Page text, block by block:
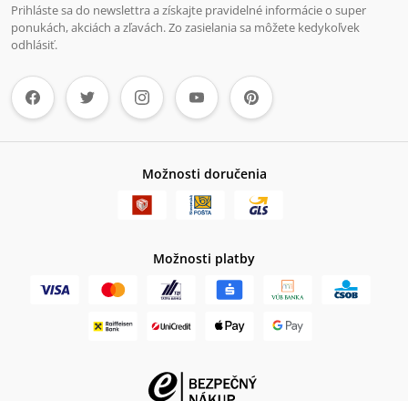
Prihláste sa do newslettra a získajte pravidelné informácie o super
ponukách, akciách a zľavách. Zo zasielania sa môžete kedykoľvek
odhlásiť.
Možnosti doručenia
Možnosti platby